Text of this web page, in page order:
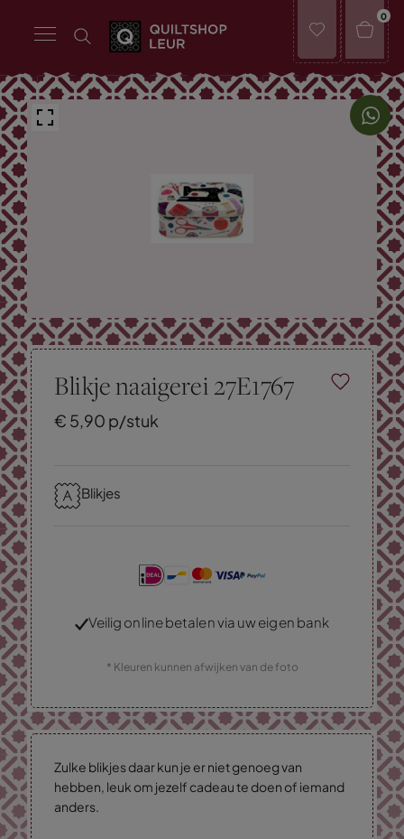
0
Blikje naaigerei 27E1767
€ 5,90 p/stuk
Blikjes
Veilig online betalen via uw eigen bank
* Kleuren kunnen afwijken van de foto
Zulke blikjes daar kun je er niet genoeg van
hebben, leuk om jezelf cadeau te doen of iemand
anders.